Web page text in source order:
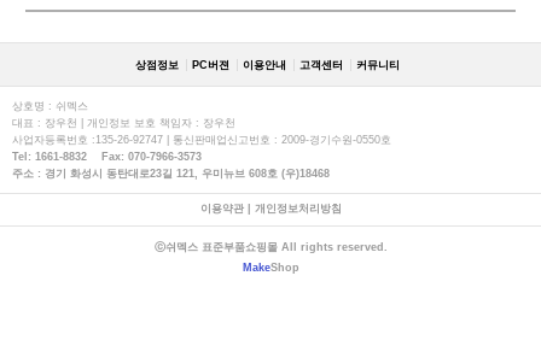
상점정보 PC버젼 이용안내 고객센터 커뮤니티
상호명 : 쉬멕스
대표 : 장우천 | 개인정보 보호 책임자 : 장우천
사업자등록번호 :135-26-92747 | 통신판매업신고번호 : 2009-경기수원-0550호
Tel: 1661-8832 Fax: 070-7966-3573
주소 : 경기 화성시 동탄대로23길 121, 우미뉴브 608호 (우)18468
이용약관| 개인정보처리방침
ⓒ쉬멕스 표준부품쇼핑몰 All rights reserved.
MakeShop